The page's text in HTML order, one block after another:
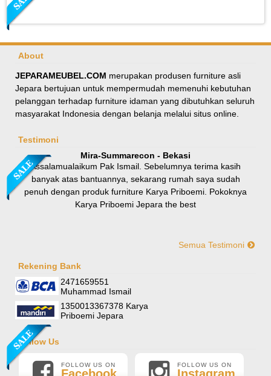
Meja Makan Oval Minimalis Kursi Silang
Rp 8.100.0009.000.000
Rp (Hubungi CS)
About
JEPARAMEUBEL.COM merupakan produsen furniture asli
Jepara bertujuan untuk mempermudah memenuhi kebutuhan
pelanggan terhadap furniture idaman yang dibutuhkan seluruh
masyarakat Indonesia dengan belanja melalui situs online.
Testimoni
Mira-Summarecon - Bekasi
Assalamualaikum Pak Ismail. Sebelumnya terima kasih
banyak atas bantuannya, sekarang rumah saya sudah
penuh dengan produk furniture Karya Priboemi. Pokoknya
Karya Priboemi Jepara the best
Hallo mas ismail, terima kasih banyak ya. Barang furniture
kasih banyak mas mail.
Semua Testimoni
Rekening Bank
2471659551
Muhammad Ismail
1350013367378 Karya
Priboemi Jepara
Follow Us
FOLLOW US ON FOLLOW US ON